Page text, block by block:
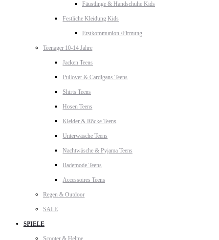
Fäustlinge & Handschuhe Kids
Festliche Kleidung Kids
Erstkommunion /Firmung
Teenager 10-14 Jahre
Jacken Teens
Pullover & Cardigans Teens
Shirts Teens
Hosen Teens
Kleider & Röcke Teens
Unterwäsche Teens
Nachtwäsche & Pyjama Teens
Bademode Teens
Accessoires Teens
Regen & Outdoor
SALE
SPIELE
Scooter & Helme